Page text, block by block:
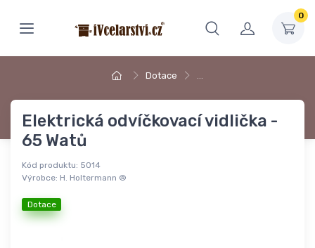
0
Dotace …
Elektrická odvíčkovací vidlička -
65 Watů
Kód produktu: 5014
Výrobce: H. Holtermann ®
Dotace